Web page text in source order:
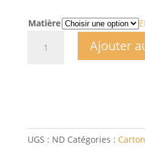
Matière
BOIS
Ajouter
UGS : ND Catégories :